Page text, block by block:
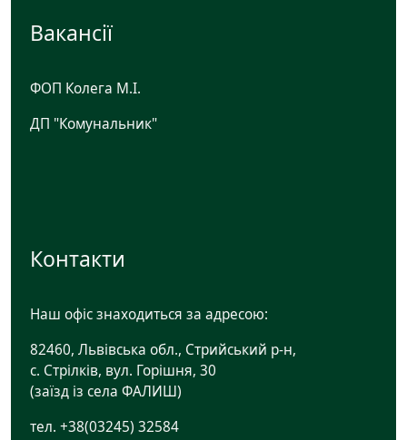
Вакансії
ФОП Колега М.І.
ДП "Комунальник"
Контакти
Наш офіс знаходиться за адресою:
82460, Львівська обл., Стрийський р-н,
с. Стрілків, вул. Горішня, 30
(заїзд із села ФАЛИШ)
тел. +38(03245) 32584